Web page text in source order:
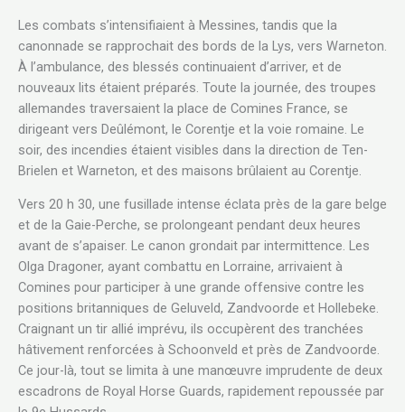
Les combats s’intensifiaient à Messines, tandis que la
canonnade se rapprochait des bords de la Lys, vers Warneton.
À l’ambulance, des blessés continuaient d’arriver, et de
nouveaux lits étaient préparés. Toute la journée, des troupes
allemandes traversaient la place de Comines France, se
dirigeant vers Deûlémont, le Corentje et la voie romaine. Le
soir, des incendies étaient visibles dans la direction de Ten-
Brielen et Warneton, et des maisons brûlaient au Corentje.
Vers 20 h 30, une fusillade intense éclata près de la gare belge
et de la Gaie-Perche, se prolongeant pendant deux heures
avant de s’apaiser. Le canon grondait par intermittence. Les
Olga Dragoner, ayant combattu en Lorraine, arrivaient à
Comines pour participer à une grande offensive contre les
positions britanniques de Geluveld, Zandvoorde et Hollebeke.
Craignant un tir allié imprévu, ils occupèrent des tranchées
hâtivement renforcées à Schoonveld et près de Zandvoorde.
Ce jour-là, tout se limita à une manœuvre imprudente de deux
escadrons de Royal Horse Guards, rapidement repoussée par